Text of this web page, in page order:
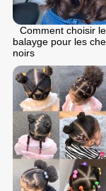
Comment choisir
balayge pour les
noirs